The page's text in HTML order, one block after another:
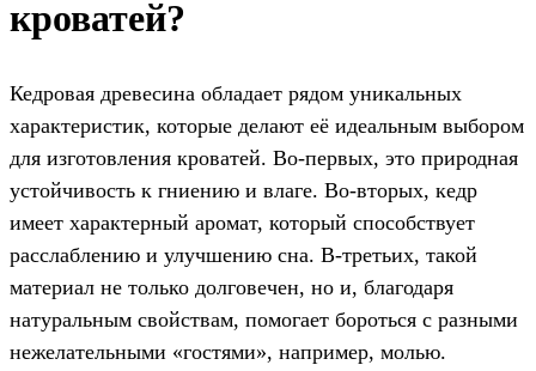
кроватей?
Кедровая древесина обладает рядом уникальных
характеристик, которые делают её идеальным выбором
для изготовления кроватей. Во-первых, это природная
устойчивость к гниению и влаге. Во-вторых, кедр
имеет характерный аромат, который способствует
расслаблению и улучшению сна. В-третьих, такой
материал не только долговечен, но и, благодаря
натуральным свойствам, помогает бороться с разными
нежелательными «гостями», например, молью.